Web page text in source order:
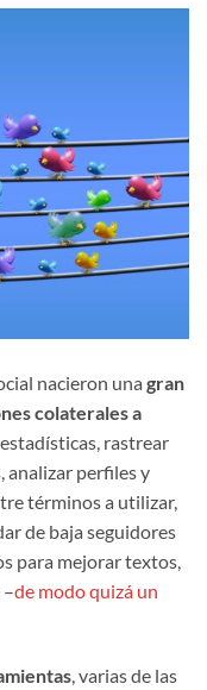
nacieron una gran
colaterales a
rastrear
analizar perfiles y
términos a utilizar,
de baja seguidores
para mejorar textos,
de modo quizá un
, varias de las